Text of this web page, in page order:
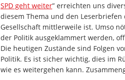
SPD geht weiter” erreichten uns
diesem Thema und den
Gesellschaft mittlerweile ist. Umso
der Politik ausgeklammert werden,
Die heutigen Zustände sind Folgen
Politik. Es ist sicher wichtig, dies im
wie es weitergehen kann.